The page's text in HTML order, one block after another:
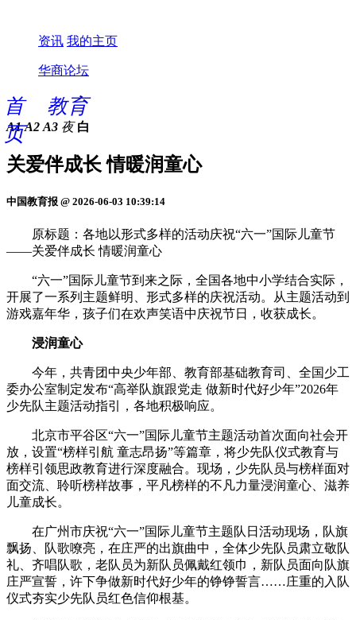
资讯 我的主页
华商论坛
首
页
教育
A1 A2 A3 夜 白
关爱伴成长 情暖润童心
中国教育报 @ 2026-06-03 10:39:14
原标题：各地以形式多样的活动庆祝“六一”国际儿童节
——关爱伴成长 情暖润童心
“六一”国际儿童节到来之际，全国各地中小学结合实际，
开展了一系列主题鲜明、形式多样的庆祝活动。从主题活动到
游戏嘉年华，孩子们在欢声笑语中庆祝节日，收获成长。
浸润童心
今年，共青团中央少年部、教育部基础教育司、全国少工
委办公室制定发布“高举队旗跟党走 做新时代好少年”2026年
少先队主题活动指引，各地积极响应。
北京市平谷区“六一”国际儿童节主题活动首次面向社会开
放，设置“榜样引航 童志昂扬”等篇章，将少先队仪式教育与
榜样引领思政教育进行深度融合。现场，少先队员与榜样面对
面交流、聆听榜样故事，平凡榜样的不凡力量浸润童心、滋养
儿童成长。
在广州市庆祝“六一”国际儿童节主题队日活动现场，队旗
飘扬、队歌嘹亮，在庄严的出旗曲中，全体少先队员肃立敬队
礼、齐唱队歌，老队员为新队员佩戴红领巾，新队员面向队旗
庄严宣誓，许下争做新时代好少年的铮铮誓言……庄重的入队
仪式夯实少先队员红色信仰根基。